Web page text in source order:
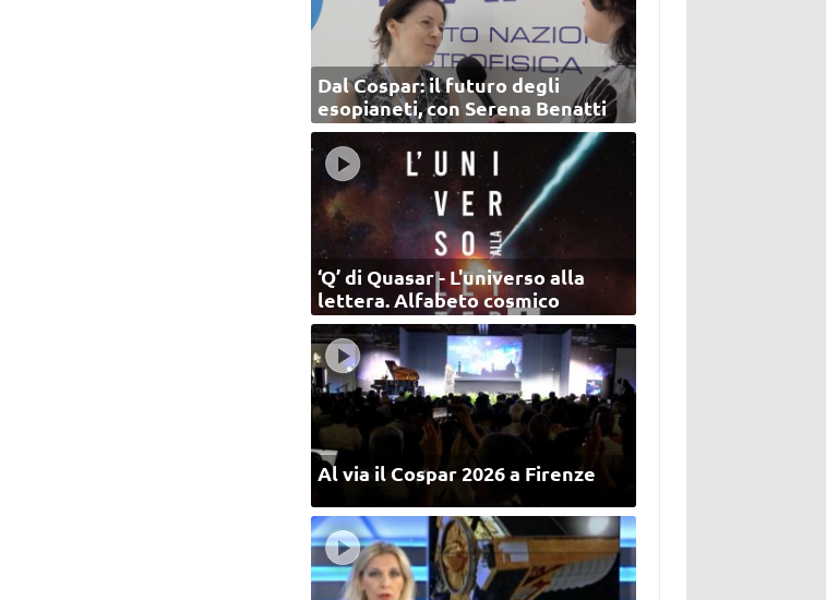
Dal Cospar: il futuro degli
esopianeti, con Serena Benatti
‘Q’ di Quasar - L'universo alla
lettera. Alfabeto cosmico
Al via il Cospar 2026 a Firenze